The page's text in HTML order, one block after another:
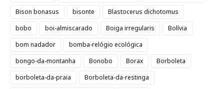
Bison bonasus
bisonte
Blastocerus dichotomus
bobo
boi-almiscarado Boiga irregularis
Bolívia
bom nadador
bomba-relógio ecológica
bongo-da-montanha
Bonobo Borax
Borboleta
borboleta-da-praia
Borboleta-da-restinga